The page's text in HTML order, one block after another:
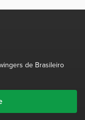
de Brasileiro